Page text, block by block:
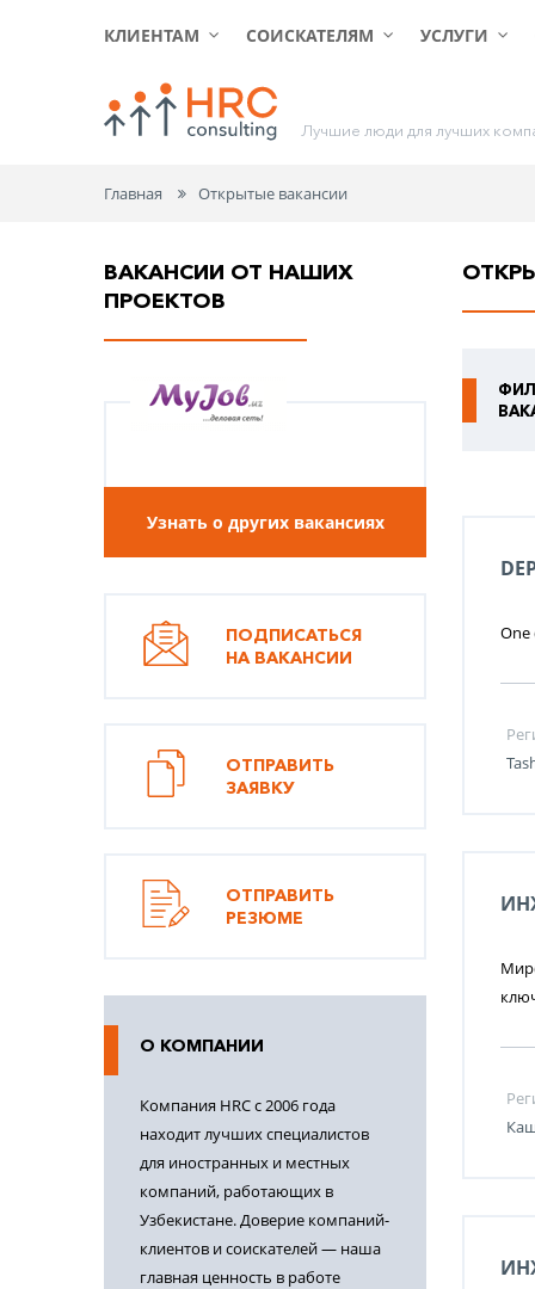
КЛИЕНТАМ
СОИСКАТЕЛЯМ УСЛУГИ
Лучшие люди для лучших комп
Главная Открытые вакансии
ВАКАНСИИ ОТ НАШИХ
ПРОЕКТОВ
Узнать о других вакансиях
ПОДПИСАТЬСЯ
НА ВАКАНСИИ
ОТПРАВИТЬ
ЗАЯВКУ
ОТПРАВИТЬ
РЕЗЮМЕ
О КОМПАНИИ
Компания HRC с 2006 года
находит лучших специалистов
для иностранных и местных
компаний, работающих в
Узбекистане. Доверие компаний-
клиентов и соискателей — наша
главная ценность в работе
One